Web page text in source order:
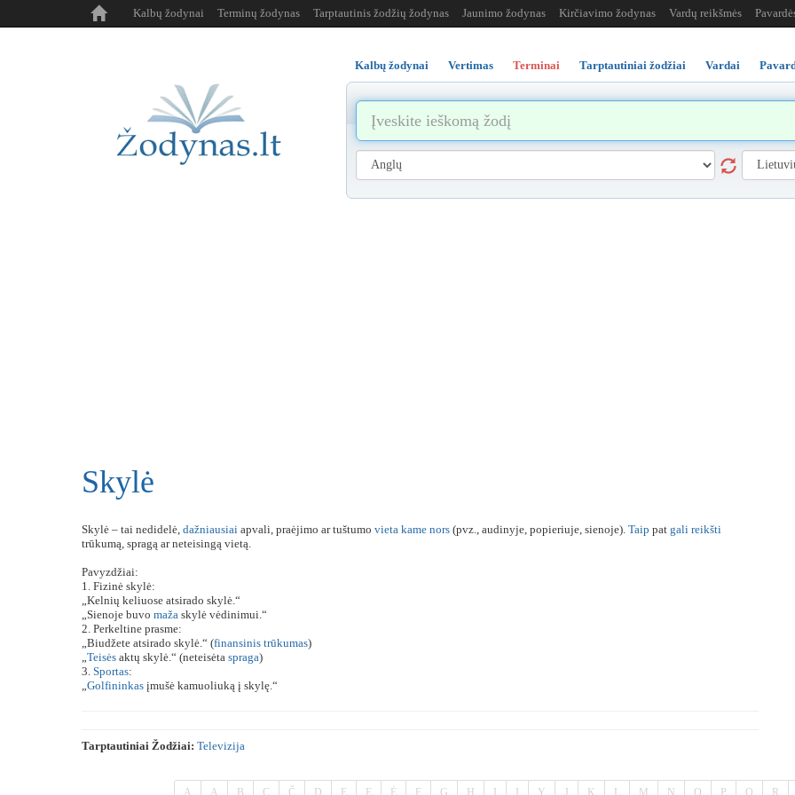
Kalbų žodynai Terminų žodynas Tarptautinis žodžių žodynas Jaunimo žodynas Kirčiavimo žodynas Vardų reikšmės
Kalbų žodynai Vertimas Terminai Tarptautiniai žodžiai Vardai
Skylė
Skylė – tai nedidelė, dažniausiai apvali, praėjimo ar tuštumo vieta kame nors (pvz., audinyje, popieriuje, sienoje). Taip pat gali reikšti
trūkumą, spragą ar neteisingą vietą.
Pavyzdžiai:
1. Fizinė skylė:
„Kelnių keliuose atsirado skylė.“
„Sienoje buvo maža skylė vėdinimui.“
2. Perkeltine prasme:
„Biudžete atsirado skylė.“ (finansinis trūkumas)
„Teisės aktų skylė.“ (neteisėta spraga)
3. Sportas:
„Golfininkas įmušė kamuoliuką į skylę.“
Tarptautiniai Žodžiai: Televizija
A Ą B C Č D E Ę Ė F G H Y K M N O P Q R